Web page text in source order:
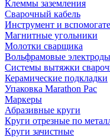
Клеммы заземления
Сварочный кабель
Инструмент и
Магнитные угольники
Молотки сварщика
Вольфрамовые
Системы вытяжки
Керамические подкладки
Упаковка Marathon Pac
Маркеры
Абразивные круги
Круги отрезные по
Круги зачистные